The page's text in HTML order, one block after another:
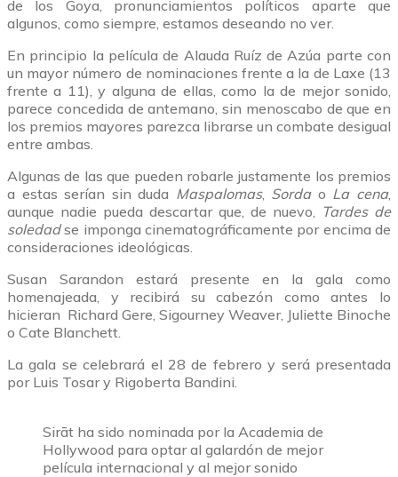
de los Goya, pronunciamientos políticos aparte que
algunos, como siempre, estamos deseando no ver.
En principio la película de Alauda Ruíz de Azúa parte con
un mayor número de nominaciones frente a la de Laxe (13
frente a 11), y alguna de ellas, como la de mejor sonido,
parece concedida de antemano, sin menoscabo de que en
los premios mayores parezca librarse un combate desigual
entre ambas.
Algunas de las que pueden robarle justamente los premios
a estas serían sin duda Maspalomas, Sordao La cena,
aunque nadie pueda descartar que, de nuevo,
Tardes de
soledadse imponga cinematográficamente por encima de
consideraciones ideológicas.
Susan Sarandon estará presente en la gala como
homenajeada, y recibirá su cabezón como antes lo
hicieran Richard Gere, Sigourney Weaver, Juliette Binoche
o Cate Blanchett.
La gala se celebrará el 28 de febrero y será presentada
por Luis Tosar y Rigoberta Bandini.
Sirāt ha sido nominada por la Academia de
Hollywood para optar al galardón de mejor
película internacional y al mejor sonido